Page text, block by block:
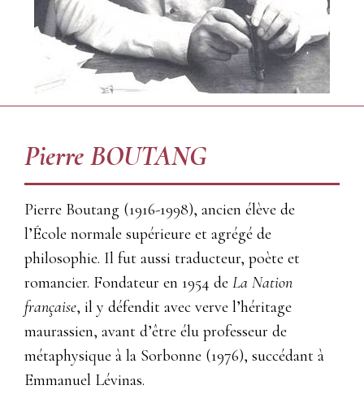
Pierre BOUTANG
Pierre Boutang (1916-1998), ancien élève de
l’École normale supérieure et agrégé de
philosophie. Il fut aussi traducteur, poète et
romancier. Fondateur en 1954 de La Nation
française, il y défendit avec verve l’héritage
maurassien, avant d’être élu professeur de
métaphysique à la Sorbonne (1976), succédant à
Emmanuel Lévinas.